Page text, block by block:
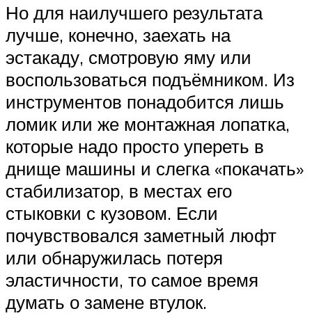
Но для наилучшего результата
лучше, конечно, заехать на
эстакаду, смотровую яму или
воспользоваться подъёмником. Из
инструментов понадобится лишь
ломик или же монтажная лопатка,
которые надо просто упереть в
днище машины и слегка «покачать»
стабилизатор, в местах его
стыковки с кузовом. Если
почувствовался заметный люфт
или обнаружилась потеря
эластичности, то самое время
думать о замене втулок.